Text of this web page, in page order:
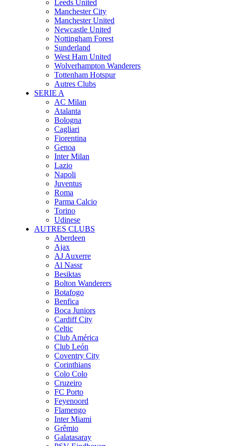
Leeds United
Manchester City
Manchester United
Newcastle United
Nottingham Forest
Sunderland
West Ham United
Wolverhampton Wanderers
Tottenham Hotspur
Autres Clubs
SERIE A
AC Milan
Atalanta
Bologna
Cagliari
Fiorentina
Genoa
Inter Milan
Lazio
Napoli
Juventus
Roma
Parma Calcio
Torino
Udinese
AUTRES CLUBS
Aberdeen
Ajax
AJ Auxerre
Al Nassr
Besiktas
Bolton Wanderers
Botafogo
Benfica
Boca Juniors
Cardiff City
Celtic
Club América
Club León
Coventry City
Corinthians
Colo Colo
Cruzeiro
FC Porto
Feyenoord
Flamengo
Inter Miami
Grêmio
Galatasaray